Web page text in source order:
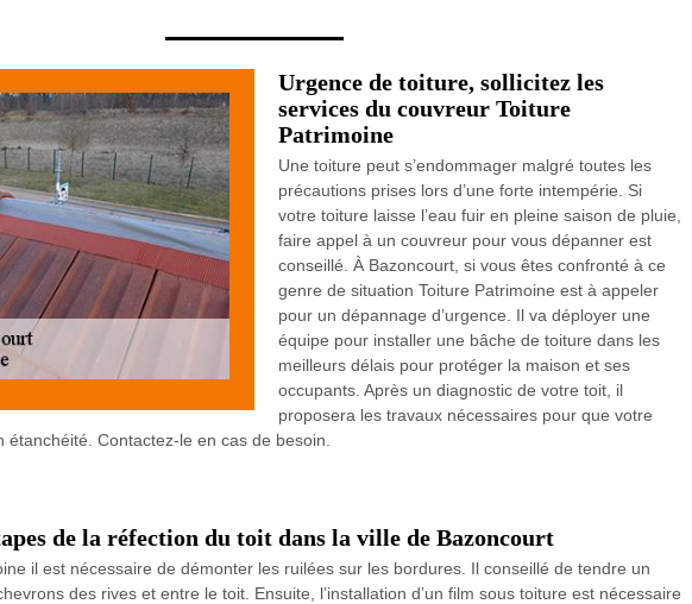
Urgence de toiture, sollicitez les
services du couvreur Toiture
Patrimoine
Une toiture peut s’endommager malgré toutes les
précautions prises lors d’une forte intempérie. Si
votre toiture laisse l’eau fuir en pleine saison de pluie,
faire appel à un couvreur pour vous dépanner est
conseillé. À Bazoncourt, si vous êtes confronté à ce
genre de situation Toiture Patrimoine est à appeler
pour un dépannage d’urgence. Il va déployer une
équipe pour installer une bâche de toiture dans les
meilleurs délais pour protéger la maison et ses
occupants. Après un diagnostic de votre toit, il
proposera les travaux nécessaires pour que votre
Contactez-le en cas de besoin.
de la réfection du toit dans la ville de Bazoncourt
il est nécessaire de démonter les ruilées sur les bordures. Il conseillé de tendre un
des rives et entre le toit. Ensuite, l’installation d’un film sous toiture est nécessaire